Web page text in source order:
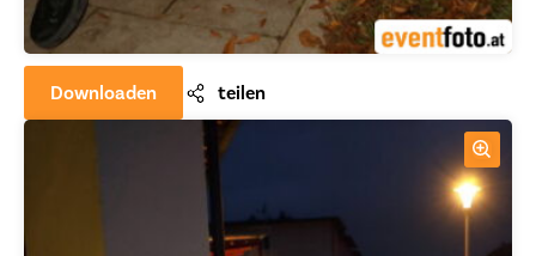
Downloaden teilen